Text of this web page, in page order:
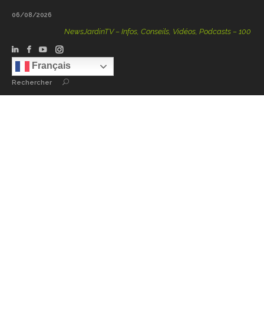
06/08/2026
NewsJardinTV – Infos, Conseils, Vidéos, Podcasts – 100 %
Français
Rechercher